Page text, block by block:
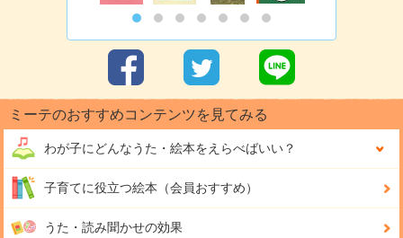
ミーテのおすすめコンテンツを見てみる
わが子にどんなうた・絵本をえらべばいい？
子育てに役立つ絵本（会員おすすめ）
うた・読み聞かせの効果